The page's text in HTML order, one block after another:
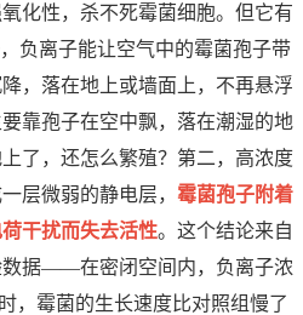
化性，杀不死霉菌细胞。但它有
负离子能让空气中的霉菌孢子带
，落在地上或墙面上，不再悬浮
靠孢子在空中飘，落在潮湿的地
了，还怎么繁殖？第二，高浓度
层微弱的静电层， 霉菌孢子附着
干扰而失去活性。这个结论来自
数据——在密闭空间内，负离子浓
，霉菌的生长速度比对照组慢了